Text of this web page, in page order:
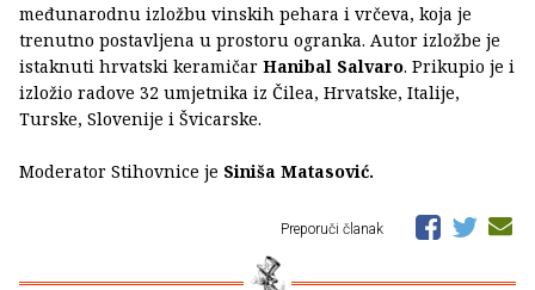
međunarodnu izložbu vinskih pehara i vrčeva, koja je
trenutno postavljena u prostoru ogranka. Autor izložbe je
istaknuti hrvatski keramičar Hanibal Salvaro. Prikupio je i
izložio radove 32 umjetnika iz Čilea, Hrvatske, Italije,
Turske, Slovenije i Švicarske.
Moderator Stihovnice je Siniša Matasović.
Preporuči članak